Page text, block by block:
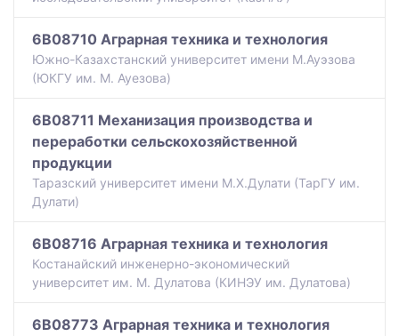
6B08710 Аграрная техника и технология
Южно-Казахстанский университет имени М.Ауэзова
(ЮКГУ им. М. Ауезова)
6B08711 Механизация производства и
переработки сельскохозяйственной
продукции
Таразский университет имени М.Х.Дулати (ТарГУ им.
Дулати)
6B08716 Аграрная техника и технология
Костанайский инженерно-экономический
университет им. М. Дулатова (КИНЭУ им. Дулатова)
6B08773 Аграрная техника и технология